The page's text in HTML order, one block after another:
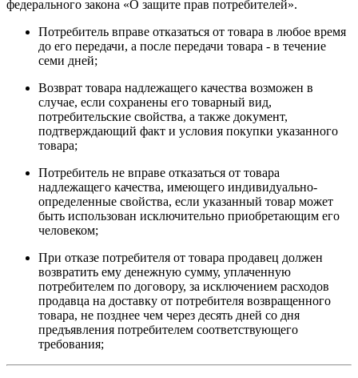
федерального закона «О защите прав потребителей».
Потребитель вправе отказаться от товара в любое время
до его передачи, а после передачи товара - в течение
семи дней;
Возврат товара надлежащего качества возможен в
случае, если сохранены его товарный вид,
потребительские свойства, а также документ,
подтверждающий факт и условия покупки указанного
товара;
Потребитель не вправе отказаться от товара
надлежащего качества, имеющего индивидуально-
определенные свойства, если указанный товар может
быть использован исключительно приобретающим его
человеком;
При отказе потребителя от товара продавец должен
возвратить ему денежную сумму, уплаченную
потребителем по договору, за исключением расходов
продавца на доставку от потребителя возвращенного
товара, не позднее чем через десять дней со дня
предъявления потребителем соответствующего
требования;